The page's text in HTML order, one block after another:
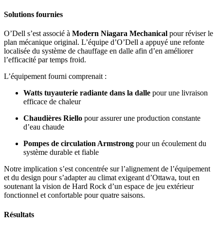
Solutions fournies
O’Dell s’est associé à Modern Niagara Mechanical pour réviser le
plan mécanique original. L’équipe d’O’Dell a appuyé une refonte
localisée du système de chauffage en dalle afin d’en améliorer
l’efficacité par temps froid.
L’équipement fourni comprenait :
Watts tuyauterie radiante dans la dalle pour une livraison
efficace de chaleur
Chaudières Riello pour assurer une production constante
d’eau chaude
Pompes de circulation Armstrong pour un écoulement du
système durable et fiable
Notre implication s’est concentrée sur l’alignement de l’équipement
et du design pour s’adapter au climat exigeant d’Ottawa, tout en
soutenant la vision de Hard Rock d’un espace de jeu extérieur
fonctionnel et confortable pour quatre saisons.
Résultats